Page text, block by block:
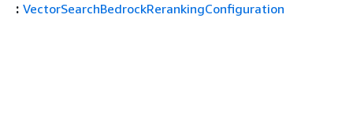
: VectorSearchBedrockRerankingConfiguration